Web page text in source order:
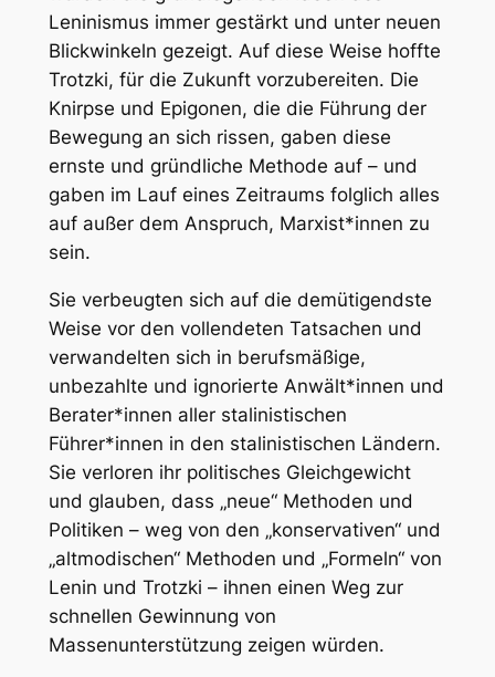
Leninismus immer gestärkt und unter neuen
Blickwinkeln gezeigt. Auf diese Weise hoffte
Trotzki, für die Zukunft vorzubereiten. Die
Knirpse und Epigonen, die die Führung der
Bewegung an sich rissen, gaben diese
ernste und gründliche Methode auf – und
gaben im Lauf eines Zeitraums folglich alles
auf außer dem Anspruch, Marxist*innen zu
sein.
Sie verbeugten sich auf die demütigendste
Weise vor den vollendeten Tatsachen und
verwandelten sich in berufsmäßige,
unbezahlte und ignorierte Anwält*innen und
Berater*innen aller stalinistischen
Führer*innen in den stalinistischen Ländern.
Sie verloren ihr politisches Gleichgewicht
und glauben, dass „neue“ Methoden und
Politiken – weg von den „konservativen“ und
„altmodischen“ Methoden und „Formeln“ von
Lenin und Trotzki – ihnen einen Weg zur
schnellen Gewinnung von
Massenunterstützung zeigen würden.